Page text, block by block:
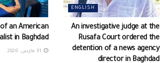
ENGLISH
An investigative judge at the
Rusafa Court ordered the
detention of a news agency
director in Baghdad
an American
in Baghdad